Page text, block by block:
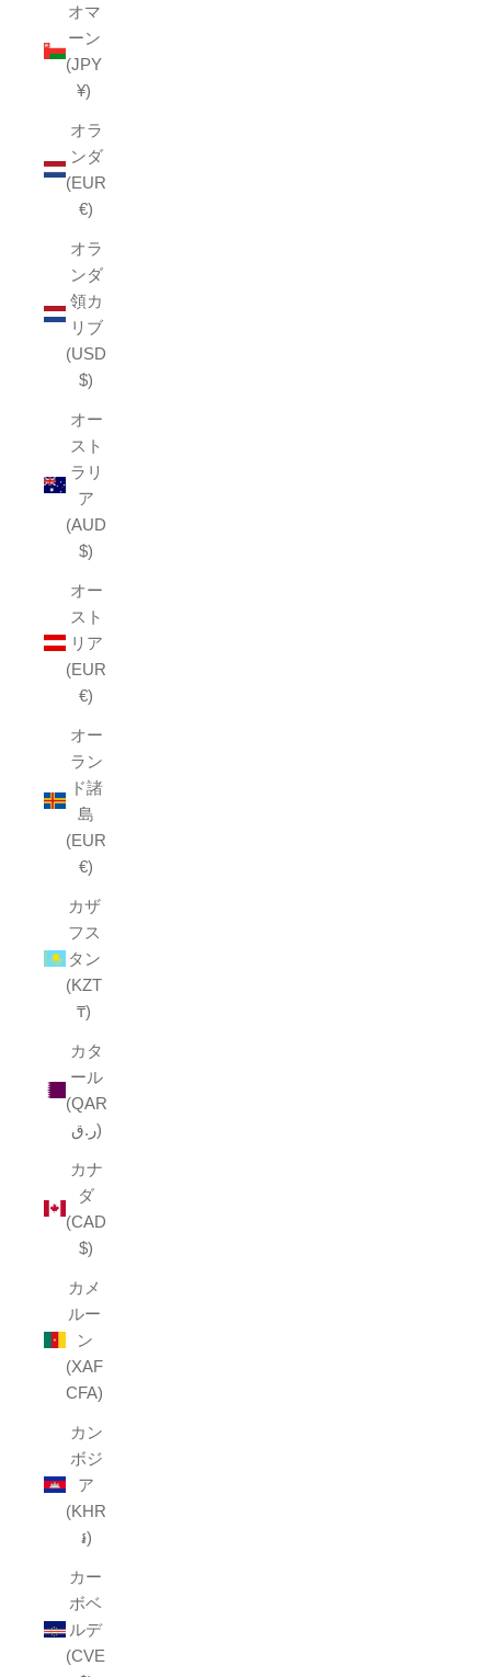
オマ
ーン
(JPY
¥)
オラ
ンダ
(EUR
€)
オラ
ンダ
領カ
リブ
(USD
$)
オー
スト
ラリ
ア
(AUD
$)
オー
スト
リア
(EUR
€)
オー
ラン
ド諸
島
(EUR
€)
カザ
フス
タン
(KZT
₸)
カタ
ール
(QAR
ر.ق)
カナ
ダ
(CAD
$)
カメ
ルー
ン
(XAF
CFA)
カン
ボジ
ア
(KHR
៛)
カー
ボベ
ルデ
(CVE